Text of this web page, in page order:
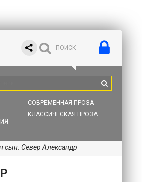
СОВРЕМЕННАЯ ПРОЗА
КЛАССИЧЕСКАЯ ПРОЗА
сын. Север Александр